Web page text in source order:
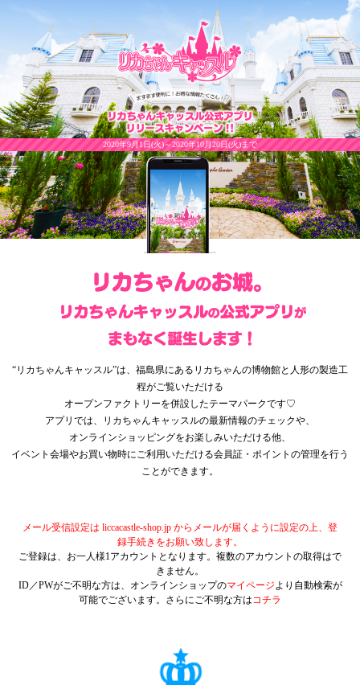
2020年9月1日(火)～2020年10月20日(火)まで
“リカちゃんキャッスル”は、福島県にあるリカちゃんの博物館と人形の製造工
程がご覧いただける
オープンファクトリーを併設したテーマパークです♡
アプリでは、リカちゃんキャッスルの最新情報のチェックや、
オンラインショッピングをお楽しみいただける他、
イベント会場やお買い物時にご利用いただける会員証・ポイントの管理を行う
ことができます。
メール受信設定は liccacastle-shop.jp からメールが届くように設定の上、登
録手続きをお願い致します。
ご登録は、お一人様1アカウントとなります。複数のアカウントの取得はで
きません。
ID／PWがご不明な方は、オンラインショップのマイページ より自動検索が
可能でございます。さらにご不明な方は コチラ